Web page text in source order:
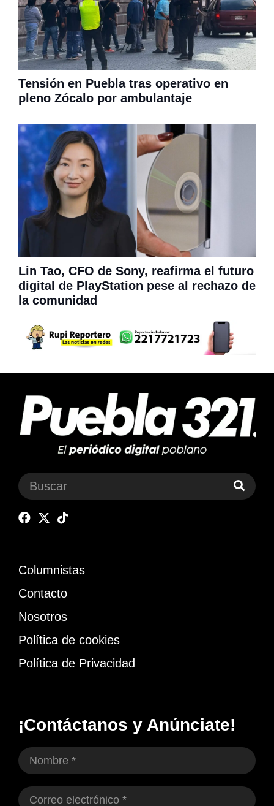
Tensión en Puebla tras operativo en
pleno Zócalo por ambulantaje
Lin Tao, CFO de Sony, reafirma el futuro
digital de PlayStation pese al rechazo de
la comunidad
Columnistas
Contacto
Nosotros
Política de cookies
Política de Privacidad
¡Contáctanos y Anúnciate!